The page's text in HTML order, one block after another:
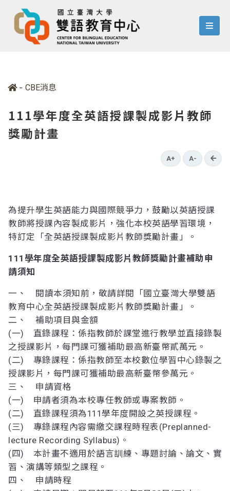
menu
- CBE消息
111學年度全英語授課製成影片教師
獎勵計畫
A+ A- go
為提升學生英語能力與國際競爭力，鼓勵以英語授課
教師將授課內容製成影片，強化本校英語學習環境，
特訂定「全英語授課製成影片教師獎勵計畫」。
111學年度全英語授課製成影片教師獎勵計畫補助申
請須知
一、 閱讀本須知前，敬請詳閱「國立臺灣大學雙語
教育中心全英語授課製成影片教師獎勵計畫」。
二、 補助項目與金額
(一) 直錄課程：係指教師於課堂進行教學並直接錄製
之授課影片，每門課可獲補助最高新臺幣貳萬元。
(二) 專錄課程：係指教師至本校數位學習中心錄製之
授課影片，每門課可獲補助最高新臺幣參萬元。
三、 申請資格
(一) 申請者須為本校專任教師或專案教師。
(二) 直錄課程須為111學年度開設之英授課程。
(三) 專錄課程內容需繳交課程時程表(Preplanned-
lecture Recording Syllabus)。
(四) 本計畫不適用於語言訓練、專題討論、論文、實
習、演講等類型之課程。
四、 申請時程